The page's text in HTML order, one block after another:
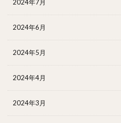
2024年7月
2024年6月
2024年5月
2024年4月
2024年3月